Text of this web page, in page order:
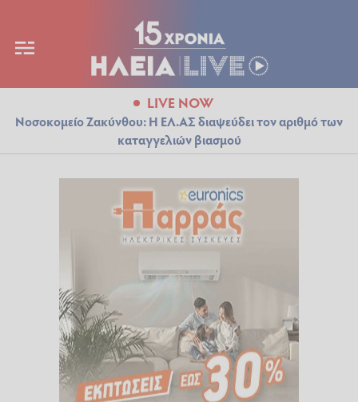
LIVE NOW
Νοσοκομείο Ζακύνθου: Η ΕΛ.ΑΣ διαψεύδει τον αριθμό των
καταγγελιών βιασμού